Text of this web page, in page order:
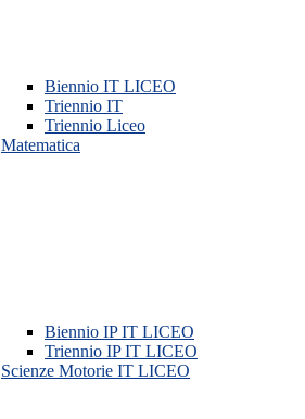
Biennio IT LICEO
Triennio IT
Triennio Liceo
Matematica
Biennio IP IT LICEO
Triennio IP IT LICEO
Scienze Motorie IT LICEO